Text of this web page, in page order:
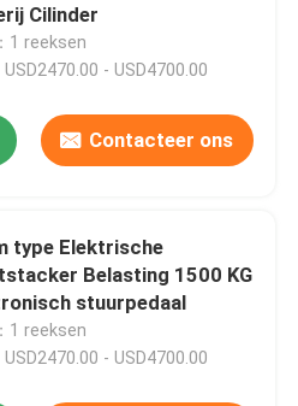
Cilinder
1 reeksen
USD2470.00 - USD4700.00
Contacteer ons
type Elektrische
Belasting 1500 KG
stuurpedaal
1 reeksen
USD2470.00 - USD4700.00